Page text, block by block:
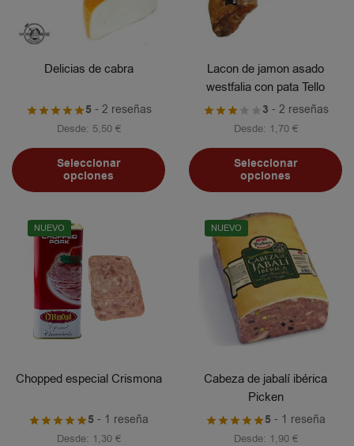
Delicias de cabra
5- 2 reseñas
Desde: 5,50 €
Seleccionar
opciones
Lacon de jamon asado
westfalia con pata Tello
3 - 2 reseñas
Desde: 1,70 €
Seleccionar
opciones
NUEVO
Chopped especial Crismona
5 - 1 reseña
Desde: 1,30 €
NUEVO
Cabeza de jabalí ibérica
Picken
5 - 1 reseña
Desde: 1,90 €